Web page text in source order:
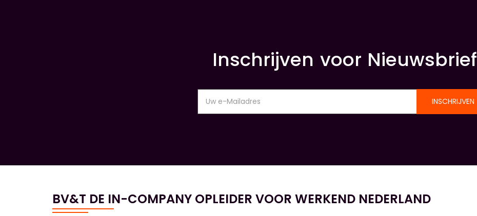
Inschrijven voor Nieuwsbrief
INSCHRIJVEN
BV&T DE IN-COMPANY OPLEIDER VOOR WERKEND NEDERLAND